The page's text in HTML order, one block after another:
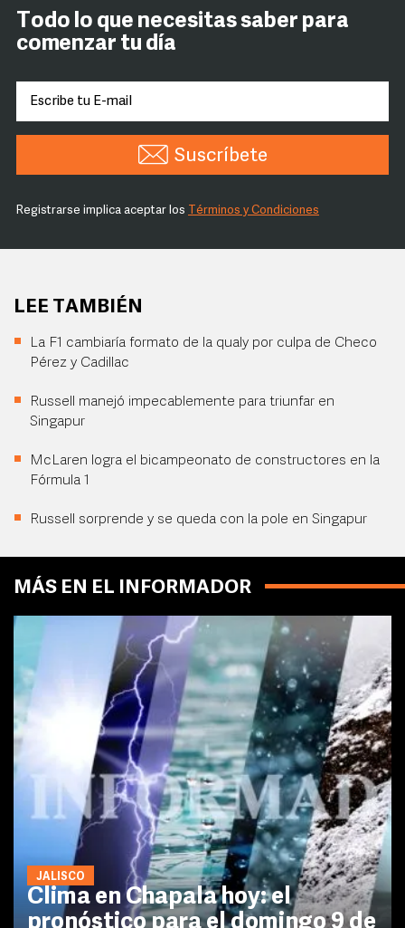
Todo lo que necesitas saber para
comenzar tu día
Suscríbete
Registrarse implica aceptar los Términos y Condiciones
LEE TAMBIÉN
La F1 cambiaría formato de la qualy por culpa de Checo
Pérez y Cadillac
Russell manejó impecablemente para triunfar en
Singapur
McLaren logra el bicampeonato de constructores en la
Fórmula 1
Russell sorprende y se queda con la pole en Singapur
MÁS EN EL INFORMADOR
JALISCO
Clima en Chapala hoy: el
pronóstico para el domingo 9 de